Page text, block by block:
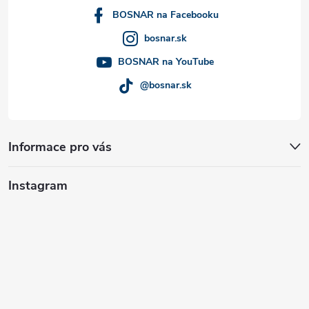
Informace pro vás
BOSNAR na Facebooku
bosnar.sk
BOSNAR na YouTube
@bosnar.sk
Instagram